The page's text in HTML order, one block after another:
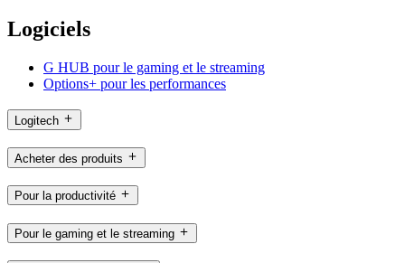
Logiciels
G HUB pour le gaming et le streaming
Options+ pour les performances
Logitech
Acheter des produits
Pour la productivité
Pour le gaming et le streaming